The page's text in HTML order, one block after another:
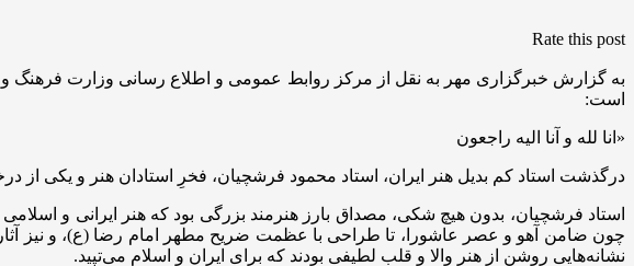
Rate this post
به گزارش خبرگزاری مهر به نقل از مرکز روابط عمومی و اطلاع رسانی وزارت فرهنگ
است:
«انا لله و آنا الیه راجعون
درگذشت استاد کم بدیل هنر ایران، استاد محمود فرشچیان، فخرِ استادان هنر و یکی
استاد فرشچیان، بدون هیچ شکی، مصداق بارز هنرمند بزرگی بود که هنر ایرانی و
چون ضامن آهو و عصر عاشورا، تا طراحی با عظمت ضریح مطهر امام رضا (ع)، و نیز
نشانه‌هایی روشن از هنر والا و قلب لطیفی بودند که برای ایران و اسلام می‌تپید.